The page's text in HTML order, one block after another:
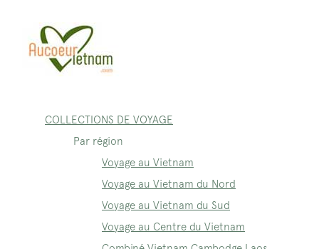
COLLECTIONS DE VOYAGE
Par région
Voyage au Vietnam
Voyage au Vietnam du Nord
Voyage au Vietnam du Sud
Voyage au Centre du Vietnam